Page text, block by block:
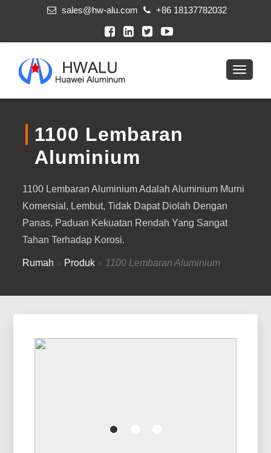
sales@hw-alu.com +86 18137782032
1100 Lembaran
Aluminium
1100 Lembaran Aluminium Adalah Aluminium Murni
Komersial, Lembut, Tidak Dapat Diolah Dengan
Panas, Paduan Kekuatan Rendah Yang Sangat
Tahan Terhadap Korosi.
Rumah » Produk » 1100 Lembaran Aluminium